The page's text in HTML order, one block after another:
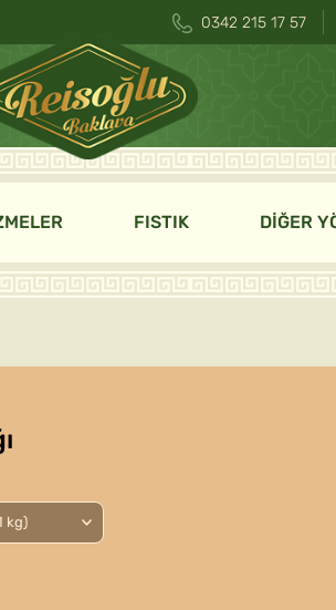
0342 215 17 57
FISTIK DİĞER